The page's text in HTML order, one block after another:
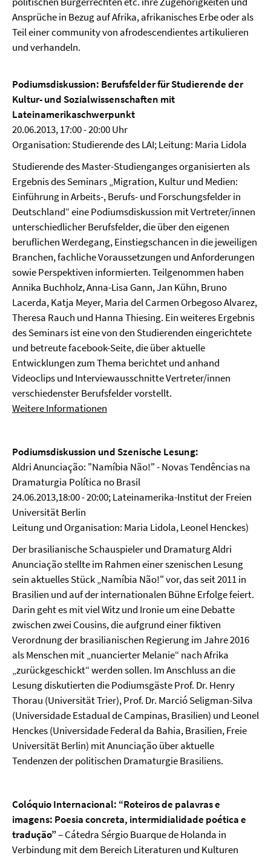
Ansprüche in Bezug auf Afrika, afrikanisches Erbe oder als
Teil einer community von afrodescendientes artikulieren
und verhandeln.
Podiumsdiskussion: Berufsfelder für Studierende der
Kultur- und Sozialwissenschaften mit
Lateinamerikaschwerpunkt
20.06.2013, 17:00 - 20:00 Uhr
Organisation: Studierende des LAI; Leitung: Maria Lidola
Studierende des Master-Studienganges organisierten als
Ergebnis des Seminars „Migration, Kultur und Medien:
Einführung in Arbeits-, Berufs- und Forschungsfelder in
Deutschland“ eine Podiumsdiskussion mit Vertreter/innen
unterschiedlicher Berufsfelder, die über den eigenen
beruflichen Werdegang, Einstiegschancen in die jeweiligen
Branchen, fachliche Voraussetzungen und Anforderungen
sowie Perspektiven informierten. Teilgenommen haben
Annika Buchholz, Anna-Lisa Gann, Jan Kühn, Bruno
Lacerda, Katja Meyer, Maria del Carmen Orbegoso Alvarez,
Theresa Rauch und Hanna Thiesing. Ein weiteres Ergebnis
des Seminars ist eine von den Studierenden eingerichtete
und betreute facebook-Seite, die über aktuelle
Entwicklungen zum Thema berichtet und anhand
Videoclips und Interviewausschnitte Vertreter/innen
verschiedenster Berufsfelder vorstellt.
Weitere Informationen
Podiumsdiskussion und Szenische Lesung:
Aldri Anunciação: "Namíbia Não!" - Novas Tendências na
Dramaturgia Política no Brasil
24.06.2013,18:00 - 20:00; Lateinamerika-Institut der Freien
Universität Berlin
Leitung und Organisation: Maria Lidola, Leonel Henckes)
Der brasilianische Schauspieler und Dramaturg Aldri
Anunciação stellte im Rahmen einer szenischen Lesung
sein aktuelles Stück „Namíbia Não!" vor, das seit 2011 in
Brasilien und auf der internationalen Bühne Erfolge feiert.
Darin geht es mit viel Witz und Ironie um eine Debatte
zwischen zwei Cousins, die aufgrund einer fiktiven
Verordnung der brasilianischen Regierung im Jahre 2016
als Menschen mit „nuancierter Melanie“ nach Afrika
„zurückgeschickt“ werden sollen. Im Anschluss an die
Lesung diskutierten die Podiumsgäste Prof. Dr. Henry
Thorau (Universität Trier), Prof. Dr. Marció Seligman-Silva
(Universidade Estadual de Campinas, Brasilien) und Leonel
Henckes (Universidade Federal da Bahia, Brasilien, Freie
Universität Berlin) mit Anunciação über aktuelle
Tendenzen der politischen Dramaturgie Brasiliens.
Colóquio Internacional: “Roteiros de palavras e
imagens: Poesia concreta, intermidialidade poética e
tradução”– Cátedra Sérgio Buarque de Holanda in
Verbindung mit dem Bereich Literaturen und Kulturen